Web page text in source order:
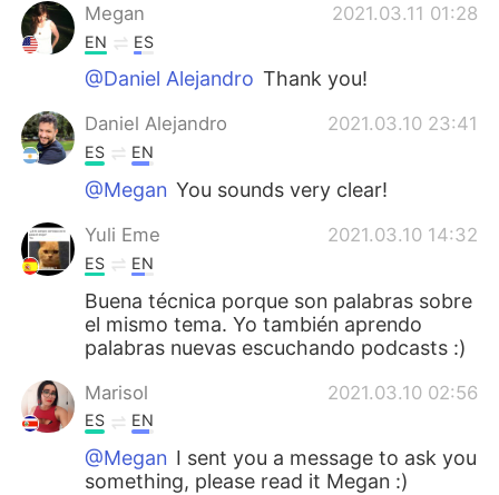
한국어
Italiano
Türkçe
Português
Megan
2021.03.11 01:28
EN ES
@Daniel Alejandro Thank you!
Daniel Alejandro 2021.03.10 23:41
ES EN
@Megan You sounds very clear!
Yuli Eme 2021.03.10 14:32
ES EN
Buena técnica porque son palabras sobre
el mismo tema. Yo también aprendo
palabras nuevas escuchando podcasts :)
Marisol 2021.03.10 02:56
ES EN
@Megan I sent you a message to ask you
something, please read it Megan :)